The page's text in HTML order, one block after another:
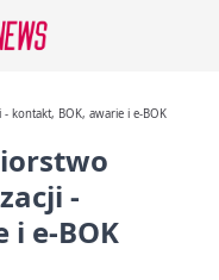
kontakt, BOK, awarie i e-BOK
-
e-BOK